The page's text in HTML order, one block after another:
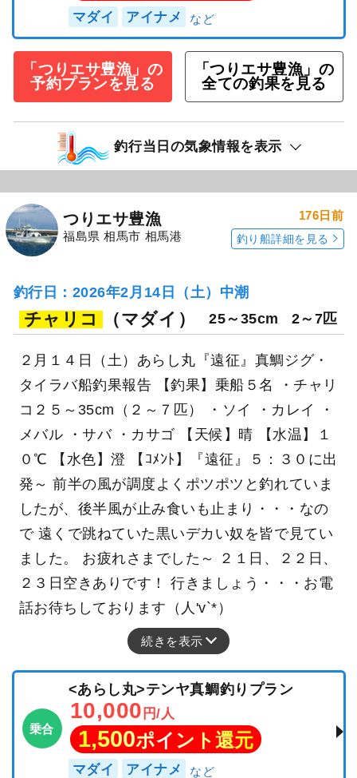
マダイ アイナメ
「つりエサ豊漁」の
予約プランを見る
「つりエサ豊漁」の
全ての釣果を見る
釣行当日の気象情報を表示
つりエサ豊漁
福島県 相馬市 相馬港
176日前
釣り船詳細を見る
釣行日：2026年2月14日（土）中潮
チャリコ （マダイ） 25～35cm 2～7匹
２月１４日（土）あらし丸『遠征』真鯛ジグ・
タイラバ船釣果報告 【釣果】乗船５名 ・チャリ
コ２５～35cm（２～７匹） ・ソイ ・カレイ ・
メバル ・サバ ・カサゴ 【天候】晴 【水温】１
０℃ 【水色】澄 【ｺﾒﾝﾄ】『遠征』５：３０に出
発～ 前半の風が調度よくポツポツと釣れていま
したが、後半風が止み食いも止まり・・・なの
で 遠くで跳ねていた黒いデカい奴を皆で見てい
ました。 お疲れさまでした～ ２１日、２２日、
２３日空きありです！ 行きましょう・・・お電
話お待ちしております（人'v`*）
続きを表示
乗合
<あらし丸>テンヤ真鯛釣りプラン
10,000 円/人
1,500ポイント還元
マダイ アイナメ